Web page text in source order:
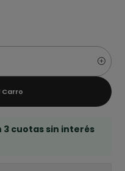
3 cuotas sin interés